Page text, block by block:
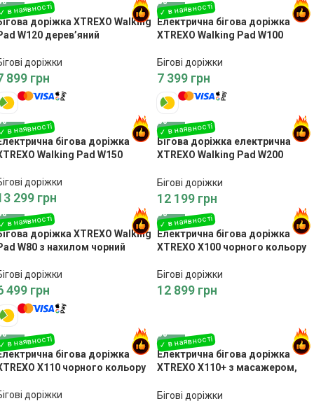
доріжка XTREXO Walking
W120 дерев’яний
доріжки
899 грн
Електрична бігова доріжка
XTREXO Walking Pad W100
Бігові доріжки
7 399 грн
бігова доріжка
Walking Pad W150
доріжки
299 грн
Бігова доріжка електрична
XTREXO Walking Pad W200
Бігові доріжки
12 199 грн
доріжка XTREXO Walking
W80 з нахилом чорний
доріжки
499 грн
Електрична бігова доріжка
XTREXO X100 чорного кольору
Бігові доріжки
12 899 грн
бігова доріжка
X110 чорного кольору
доріжки
Електрична бігова доріжка
XTREXO X110+ з масажером,
Бігові доріжки